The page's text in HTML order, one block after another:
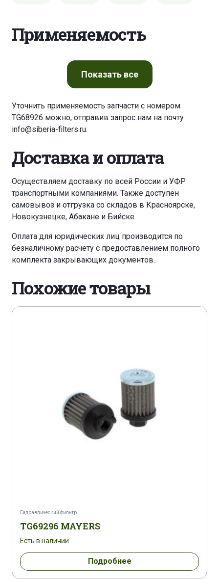
Применяемость
Показатьвсе
Уточнить применяемость запчасти с номером
TG68926 можно, отправив запрос нам на почту
info@siberia-filters.ru.
Доставка и оплата
Осуществляем доставку по всей России и УФР
транспортными компаниями. Также доступен
самовывоз и отгрузка со складов в Красноярске,
Новокузнецке, Абакане и Бийске.
Оплата для юридических лиц производится по
безналичному расчету с предоставлением полного
комплекта закрывающих документов.
Похожие товары
Гидравлический фильтр
TG69296 MAYERS
Есть в наличии
Подробнее